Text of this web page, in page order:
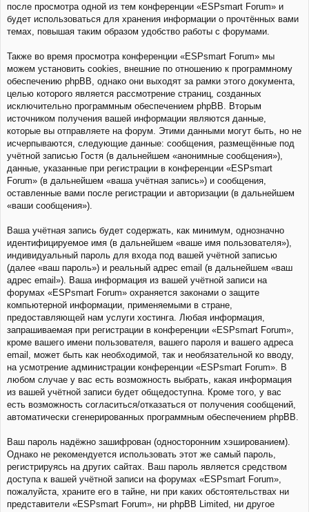
после просмотра одной из тем конференции «ESPsmart Forum» и
будет использоваться для хранения информации о прочтённых вами
темах, повышая таким образом удобство работы с форумами.
Также во время просмотра конференции «ESPsmart Forum» мы
можем установить cookies, внешние по отношению к программному
обеспечению phpBB, однако они выходят за рамки этого документа,
целью которого является рассмотрение страниц, созданных
исключительно программным обеспечением phpBB. Вторым
источником получения вашей информации являются данные,
которые вы отправляете на форум. Этими данными могут быть, но не
исчерпываются, следующие данные: сообщения, размещённые под
учётной записью Гостя (в дальнейшем «анонимные сообщения»),
данные, указанные при регистрации в конференции «ESPsmart
Forum» (в дальнейшем «ваша учётная запись») и сообщения,
оставленные вами после регистрации и авторизации (в дальнейшем
«ваши сообщения»).
Ваша учётная запись будет содержать, как минимум, однозначно
идентифицируемое имя (в дальнейшем «ваше имя пользователя»),
индивидуальный пароль для входа под вашей учётной записью
(далее «ваш пароль») и реальный адрес email (в дальнейшем «ваш
адрес email»). Ваша информация из вашей учётной записи на
форумах «ESPsmart Forum» охраняется законами о защите
компьютерной информации, применяемыми в стране,
предоставляющей нам услуги хостинга. Любая информация,
запрашиваемая при регистрации в конференции «ESPsmart Forum»,
кроме вашего имени пользователя, вашего пароля и вашего адреса
email, может быть как необходимой, так и необязательной ко вводу,
на усмотрение администрации конференции «ESPsmart Forum». В
любом случае у вас есть возможность выбрать, какая информация
из вашей учётной записи будет общедоступна. Кроме того, у вас
есть возможность согласиться/отказаться от получения сообщений,
автоматически сгенерированных программным обеспечением phpBB.
Ваш пароль надёжно зашифрован (односторонним хэшированием).
Однако не рекомендуется использовать этот же самый пароль,
регистрируясь на других сайтах. Ваш пароль является средством
доступа к вашей учётной записи на форумах «ESPsmart Forum»,
пожалуйста, храните его в тайне, ни при каких обстоятельствах ни
представители «ESPsmart Forum», ни phpBB Limited, ни другое